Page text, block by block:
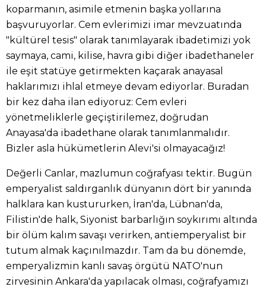
koparmanın, asimile etmenin başka yollarına
başvuruyorlar. Cem evlerimizi imar mevzuatında
"kültürel tesis" olarak tanımlayarak ibadetimizi yok
saymaya, cami, kilise, havra gibi diğer ibadethaneler
ile eşit statüye getirmekten kaçarak anayasal
haklarımızı ihlal etmeye devam ediyorlar. Buradan
bir kez daha ilan ediyoruz: Cem evleri
yönetmeliklerle geçiştirilemez, doğrudan
Anayasa'da ibadethane olarak tanımlanmalıdır.
Bizler asla hükümetlerin Alevi'si olmayacağız!
Değerli Canlar, mazlumun coğrafyası tektir. Bugün
emperyalist saldırganlık dünyanın dört bir yanında
halklara kan kustururken, İran'da, Lübnan'da,
Filistin'de halk, Siyonist barbarlığın soykırımı altında
bir ölüm kalım savaşı verirken, antiemperyalist bir
tutum almak kaçınılmazdır. Tam da bu dönemde,
emperyalizmin kanlı savaş örgütü NATO'nun
zirvesinin Ankara'da yapılacak olması, coğrafyamızı